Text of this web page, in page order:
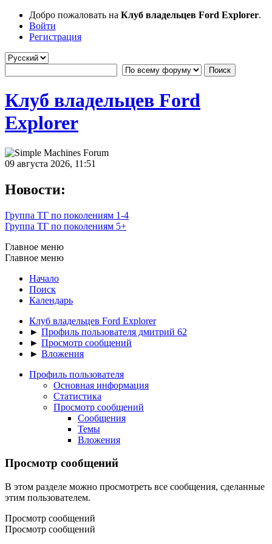
Добро пожаловать на Клуб владельцев Ford Explorer.
Войти
Регистрация
Клуб владельцев Ford
Explorer
09 августа 2026, 11:51
Новости:
Группа ТГ по поколениям 1-4
Группа ТГ по поколениям 5+
Главное меню
Главное меню
Начало
Поиск
Календарь
Клуб владельцев Ford Explorer
► Профиль пользователя дмитрий 62
► Просмотр сообщений
► Вложения
Профиль пользователя
Основная информация
Статистика
Просмотр сообщений
Сообщения
Темы
Вложения
Просмотр сообщений
В этом разделе можно просмотреть все сообщения, сделанные
этим пользователем.
Просмотр сообщений
Просмотр сообщений